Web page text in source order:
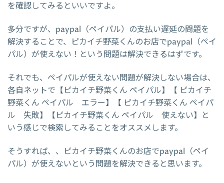
を確認してみるといいですよ。
多分ですが、paypal（ペイパル）の支払い遅延の問題を
解決することで、ピカイチ野菜くんのお店でpaypal（ペイ
パル）が使えない！という問題は解決できるはずです。
それでも、ペイパルが使えない問題が解決しない場合は、
各自ネットで【ピカイチ野菜くん ペイパル】【 ピカイチ
野菜くん ペイパル エラー】【 ピカイチ野菜くん ペイパ
ル 失敗】【ピカイチ野菜くん ペイパル 使えない】と
いう感じで検索してみることをオススメします。
そうすれば、、ピカイチ野菜くんのお店でpaypal（ペイ
パル）が使えないという問題を解決できると思います。